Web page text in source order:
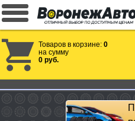
Товаров в корзине: 0
на сумму
0 руб.